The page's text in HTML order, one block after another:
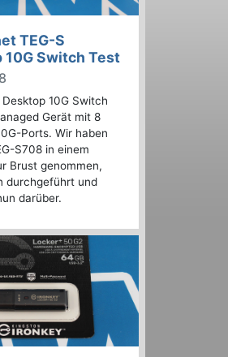
TEG-S
10G Switch Test
Desktop 10G Switch
Gerät mit 8
Ports. Wir haben
S708 in einem
Brust genommen,
durchgeführt und
darüber.